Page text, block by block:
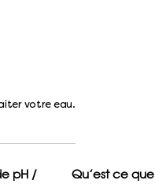
votre eau.
pH /
Qu’est ce